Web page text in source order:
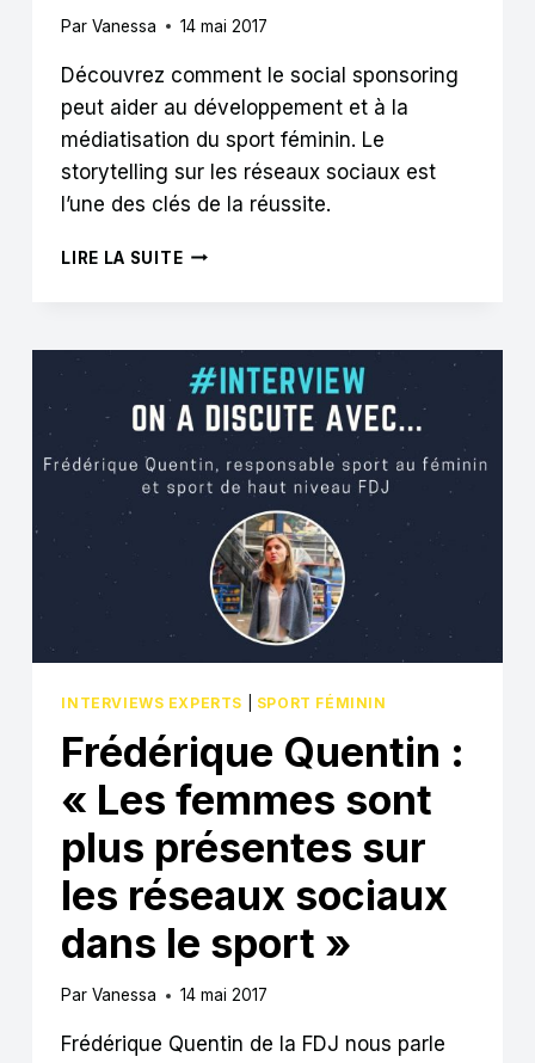
Par Vanessa 14 mai 2017
Découvrez comment le social sponsoring
peut aider au développement et à la
médiatisation du sport féminin. Le
storytelling sur les réseaux sociaux est
l’une des clés de la réussite.
LIRE LA SUITELOIC
FEMMES
ONT
LA
CAPACITÉ
MOBILISER
RÉUSSIR
UNE
CAMPAGNE
SOCIAL
SPONSORING »
INTERVIEWS EXPERTS SPORT FÉMININ
Frédérique Quentin :
« Les femmes sont
plus présentes sur
les réseaux sociaux
dans le sport »
Par Vanessa 14 mai 2017
Frédérique Quentin de la FDJ nous parle